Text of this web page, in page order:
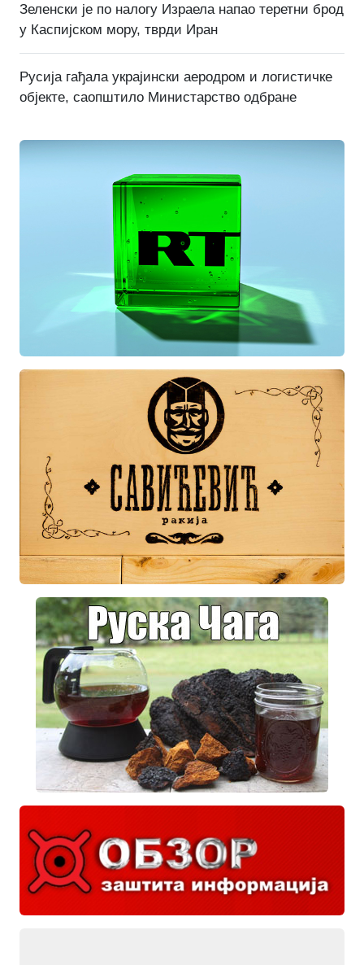
Зеленски је по налогу Израела напао теретни брод
у Каспијском мору, тврди Иран
Русија гађала украјински аеродром и логистичке
објекте, саопштило Министарство одбране